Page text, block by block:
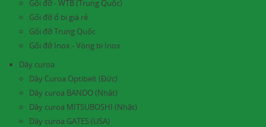
Gối đỡ - WTB (Trung Quốc)
Gối đỡ ổ bi giá rẻ
Gối đỡ Trung Quốc
Gối đỡ Inox - Vòng bi Inox
Dây curoa
Dây Curoa Optibelt (Đức)
Dây curoa BANDO (Nhật)
Dây curoa MITSUBOSHI (Nhật)
Dây curoa GATES (USA)